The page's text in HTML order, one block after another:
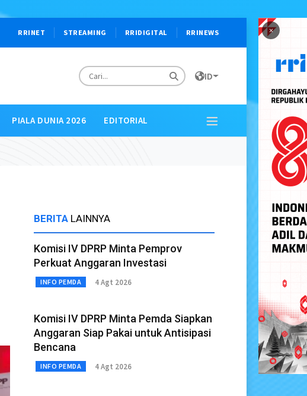
×
RRINET STREAMING RRIDIGITAL RRINEWS
ID
PIALA DUNIA 2026 EDITORIAL
BERITA LAINNYA
Komisi IV DPRP Minta Pemprov
Perkuat Anggaran Investasi
INFO PEMDA 4 Agt 2026
Komisi IV DPRP Minta Pemda Siapkan
Anggaran Siap Pakai untuk Antisipasi
Bencana
INFO PEMDA 4 Agt 2026